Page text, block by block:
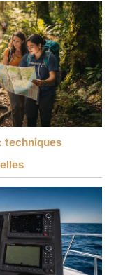
techniques